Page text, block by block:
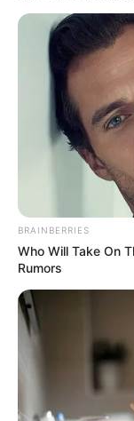
BRAINBERRIES
Who Will Take On
Rumors